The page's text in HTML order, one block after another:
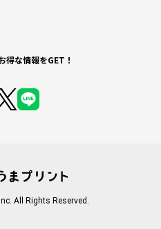
得な情報をGET！
All Rights Reserved.